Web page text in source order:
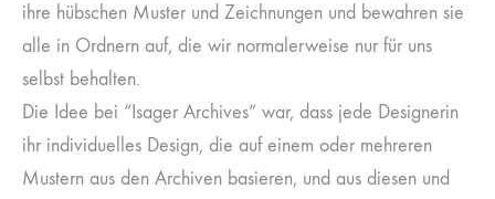
ihre hübschen Muster und Zeichnungen und bewahren sie
alle in Ordnern auf, die wir normalerweise nur für uns
selbst behalten.
Die Idee bei “Isager Archives” war, dass jede Designerin
ihr individuelles Design, die auf einem oder mehreren
Mustern aus den Archiven basieren, und aus diesen und